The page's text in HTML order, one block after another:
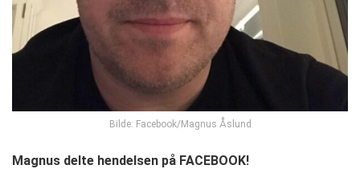
Bilde: Facebook/Magnus Åslund
Magnus delte hendelsen på FACEBOOK!